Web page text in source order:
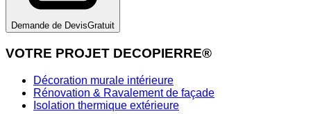
Demande de DevisGratuit
VOTRE PROJET DECOPIERRE®
Décoration murale intérieure
Rénovation & Ravalement de façade
Isolation thermique extérieure